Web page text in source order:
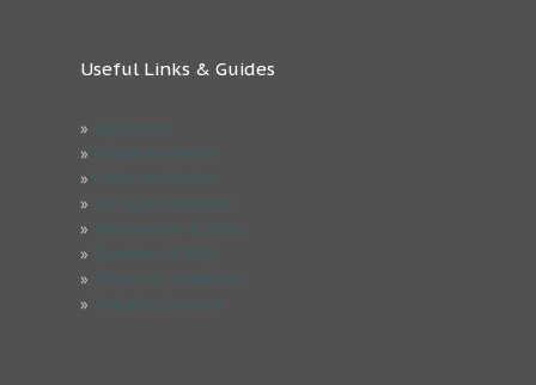
Useful Links & Guides
»
»
»
»
»
»
»
»